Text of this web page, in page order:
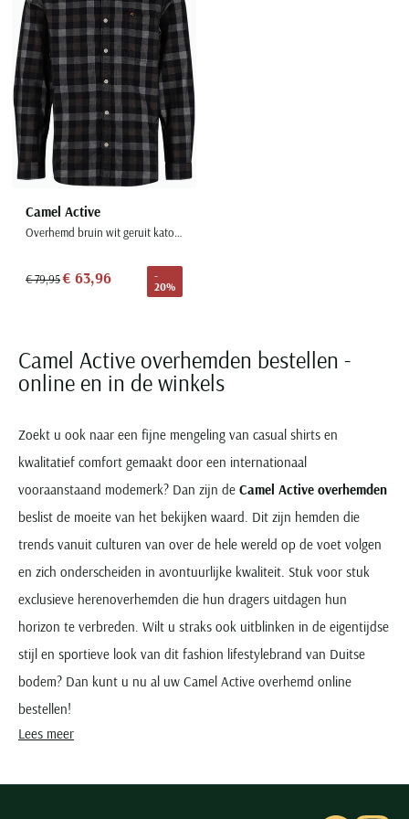
Camel Active
Overhemd bruin wit geruit katoen
€ 79,95€ 63,96
-
20%
Camel Active overhemden bestellen -
online en in de winkels
Zoekt u ook naar een fijne mengeling van casual shirts en
kwalitatief comfort gemaakt door een internationaal
vooraanstaand modemerk? Dan zijn de Camel Active overhemden
beslist de moeite van het bekijken waard. Dit zijn hemden die
trends vanuit culturen van over de hele wereld op de voet volgen
en zich onderscheiden in avontuurlijke kwaliteit. Stuk voor stuk
exclusieve herenoverhemden die hun dragers uitdagen hun
horizon te verbreden. Wilt u straks ook uitblinken in de eigentijdse
stijl en sportieve look van dit fashion lifestylebrand van Duitse
bodem? Dan kunt u nu al uw Camel Active overhemd online
bestellen!
Lees meer